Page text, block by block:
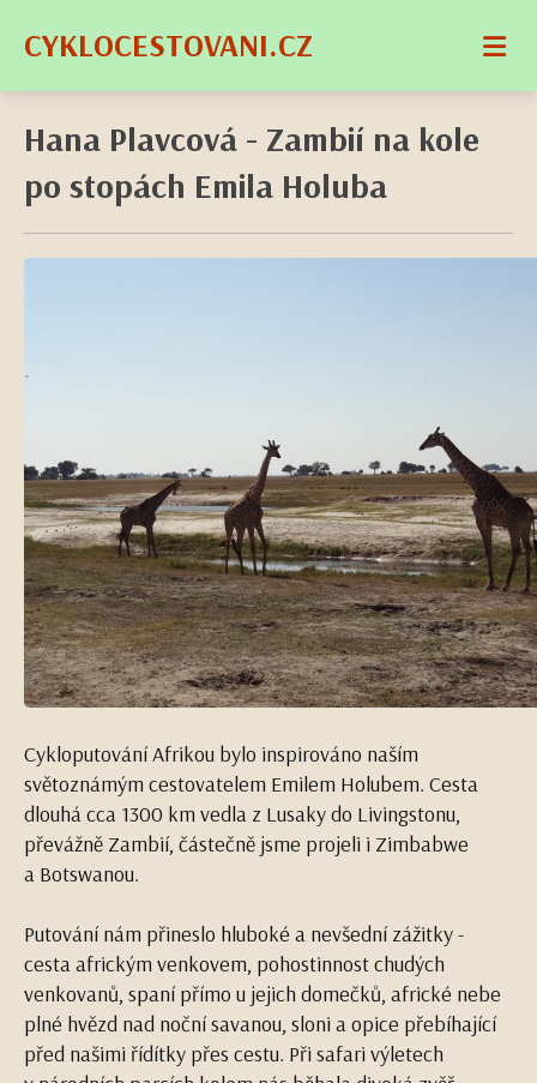
CYKLOCESTOVANI.CZ
Hana Plavcová - Zambií na kole
po stopách Emila Holuba
Cykloputování Afrikou bylo inspirováno naším
světoznámým cestovatelem Emilem Holubem. Cesta
dlouhá cca 1300 km vedla z Lusaky do Livingstonu,
převážně Zambií, částečně jsme projeli i Zimbabwe
a Botswanou.
Putování nám přineslo hluboké a nevšední zážitky -
cesta africkým venkovem, pohostinnost chudých
venkovanů, spaní přímo u jejich domečků, africké nebe
plné hvězd nad noční savanou, sloni a opice přebíhající
před našimi řídítky přes cestu. Při safari výletech